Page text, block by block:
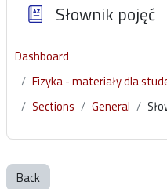
Słownik pojęć
Dashboard
Fizyka - materiały dla
Sections
General
Back